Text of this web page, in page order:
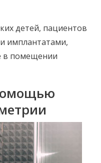
детей, пациентов
имплантатами,
в помещении